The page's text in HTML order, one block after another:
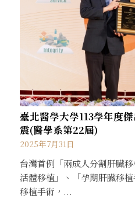
臺北醫學大學113學年度
震(醫學系第22屆)
2025年7月31日
台灣首例「兩成人分割肝臟
活體移植」、「孕期肝臟移
移植手術，...